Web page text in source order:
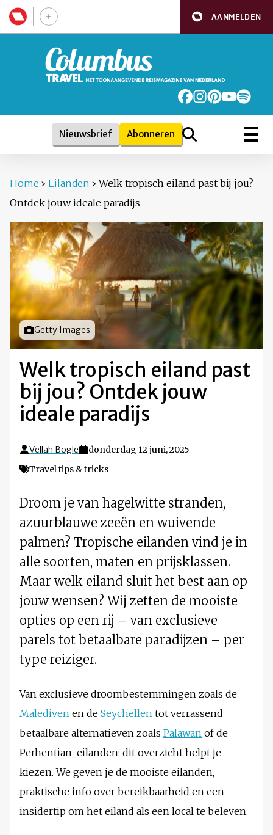
AANMELDEN
Nieuwsbrief Abonneren
Home › Eilanden › Welk tropisch eiland past bij jou?
Ontdek jouw ideale paradijs
Foto door
Getty Images
Welk tropisch eiland past
bij jou? Ontdek jouw
ideale paradijs
Vellah Bogle
donderdag 12 juni, 2025
Travel tips & tricks
Droom je van hagelwitte stranden,
azuurblauwe zeeën en wuivende
palmen? Tropische eilanden vind je in
alle soorten, maten en prijsklassen.
Maar welk eiland sluit het best aan op
jouw wensen? Wij zetten de mooiste
opties op een rij – van exclusieve
parels tot betaalbare paradijzen – per
type reiziger.
Van exclusieve droombestemmingen zoals de
Malediven en de Seychellen tot verrassend
betaalbare alternatieven zoals Palawan of de
Perhentian-eilanden: dit overzicht helpt je
kiezen. We geven je de mooiste eilanden,
praktische info over bereikbaarheid en een
insidertip om het eiland als een local te beleven.